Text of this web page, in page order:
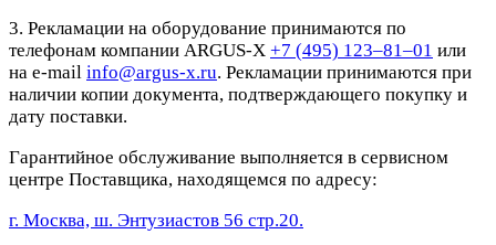
3. Рекламации на оборудование принимаются по
телефонам компании ARGUS-X +7 (495) 123–81–01 или
на e-mail info@argus-x.ru. Рекламации принимаются при
наличии копии документа, подтверждающего покупку и
дату поставки.
Гарантийное обслуживание выполняется в сервисном
центре Поставщика, находящемся по адресу:
г. Москва, ш. Энтузиастов 56 стр.20.